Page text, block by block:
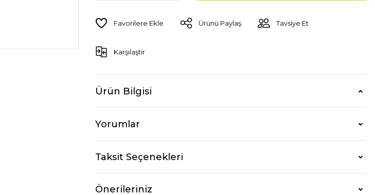
Ürünü Paylaş Tavsiye Et
Karşılaştır
Ürün Bilgisi
Yorumlar
Taksit Seçenekleri
Önerileriniz